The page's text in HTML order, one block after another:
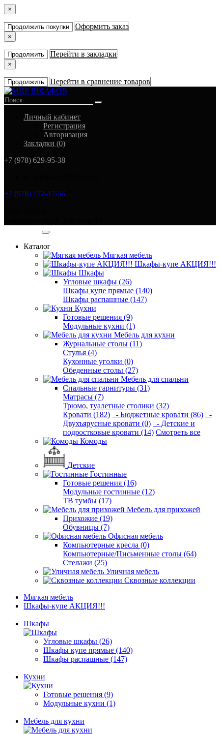
×
Продолжить покупки Оформить заказ
×
Продолжить Перейти в закладки
×
Продолжить Перейти в сравнение товаров
Личный кабинет
Регистрация
Авторизация
Закладки (0)
+7 (978) 629-95-38
+7 (978) 172-17-56
Каталог
Мягкая мебель
Шкафы-купе АКЦИЯ!!!
Шкафы
Угловые шкафы (26)
Шкафы купе прямые (140)
Шкафы распашные (147)
Кухни
Готовые решения (9)
Модульные кухни (1)
Мебель для кухни
Журнальные столы (11)
Стулья (4)
Кухонные уголки (0)
Обеденные столы (27)
Мебель для спальни
Спальные гарнитуры (31)
Матрасы (7)
Трюмо, туалетные столики (32)
Кровати (182)
- Бюджетные кровати (86)
-
Двухъярусные кровати (0)
- Детские и
подростковые кровати (14) Смотреть все
Комоды
Детские
Гостинные
Готовые решения (16)
Модульные гостинные (12)
ТВ тумбы (17)
Мебель для прихожей
Прихожие (19)
Обувницы (7)
Офисная мебель
Компьютерные кресла (0)
Компьютерные/Письменные столы (64)
Стелажи (25)
Уличная мебель
Сквозные коллекции
Мягкая мебель
Шкафы-купе АКЦИЯ!!!
Шкафы
Угловые шкафы (26)
Шкафы купе прямые (140)
Шкафы распашные (147)
Кухни
Готовые решения (9)
Модульные кухни (1)
Мебель для кухни